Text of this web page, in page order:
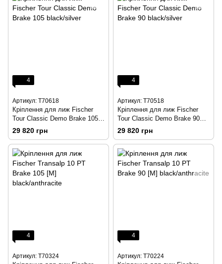
4
Артикул: T70618
Кріплення для лиж Fischer
Tour Classic Demo Brake 105
black/silver
29 820 грн
4
Артикул: T70518
Кріплення для лиж Fischer
Tour Classic Demo Brake 90
black/silver
29 820 грн
4
Артикул: T70324
4
Артикул: T70224